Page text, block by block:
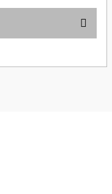
kullanarak tarafımıza